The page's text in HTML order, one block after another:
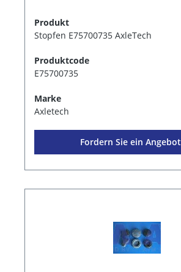
Produkt
Stopfen E75700735 AxleTech
Produktcode
E75700735
Marke
Axletech
Fordern Sie ein